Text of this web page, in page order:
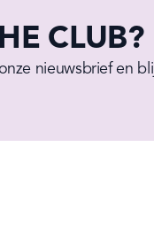
CLUB?
nieuwsbrief en